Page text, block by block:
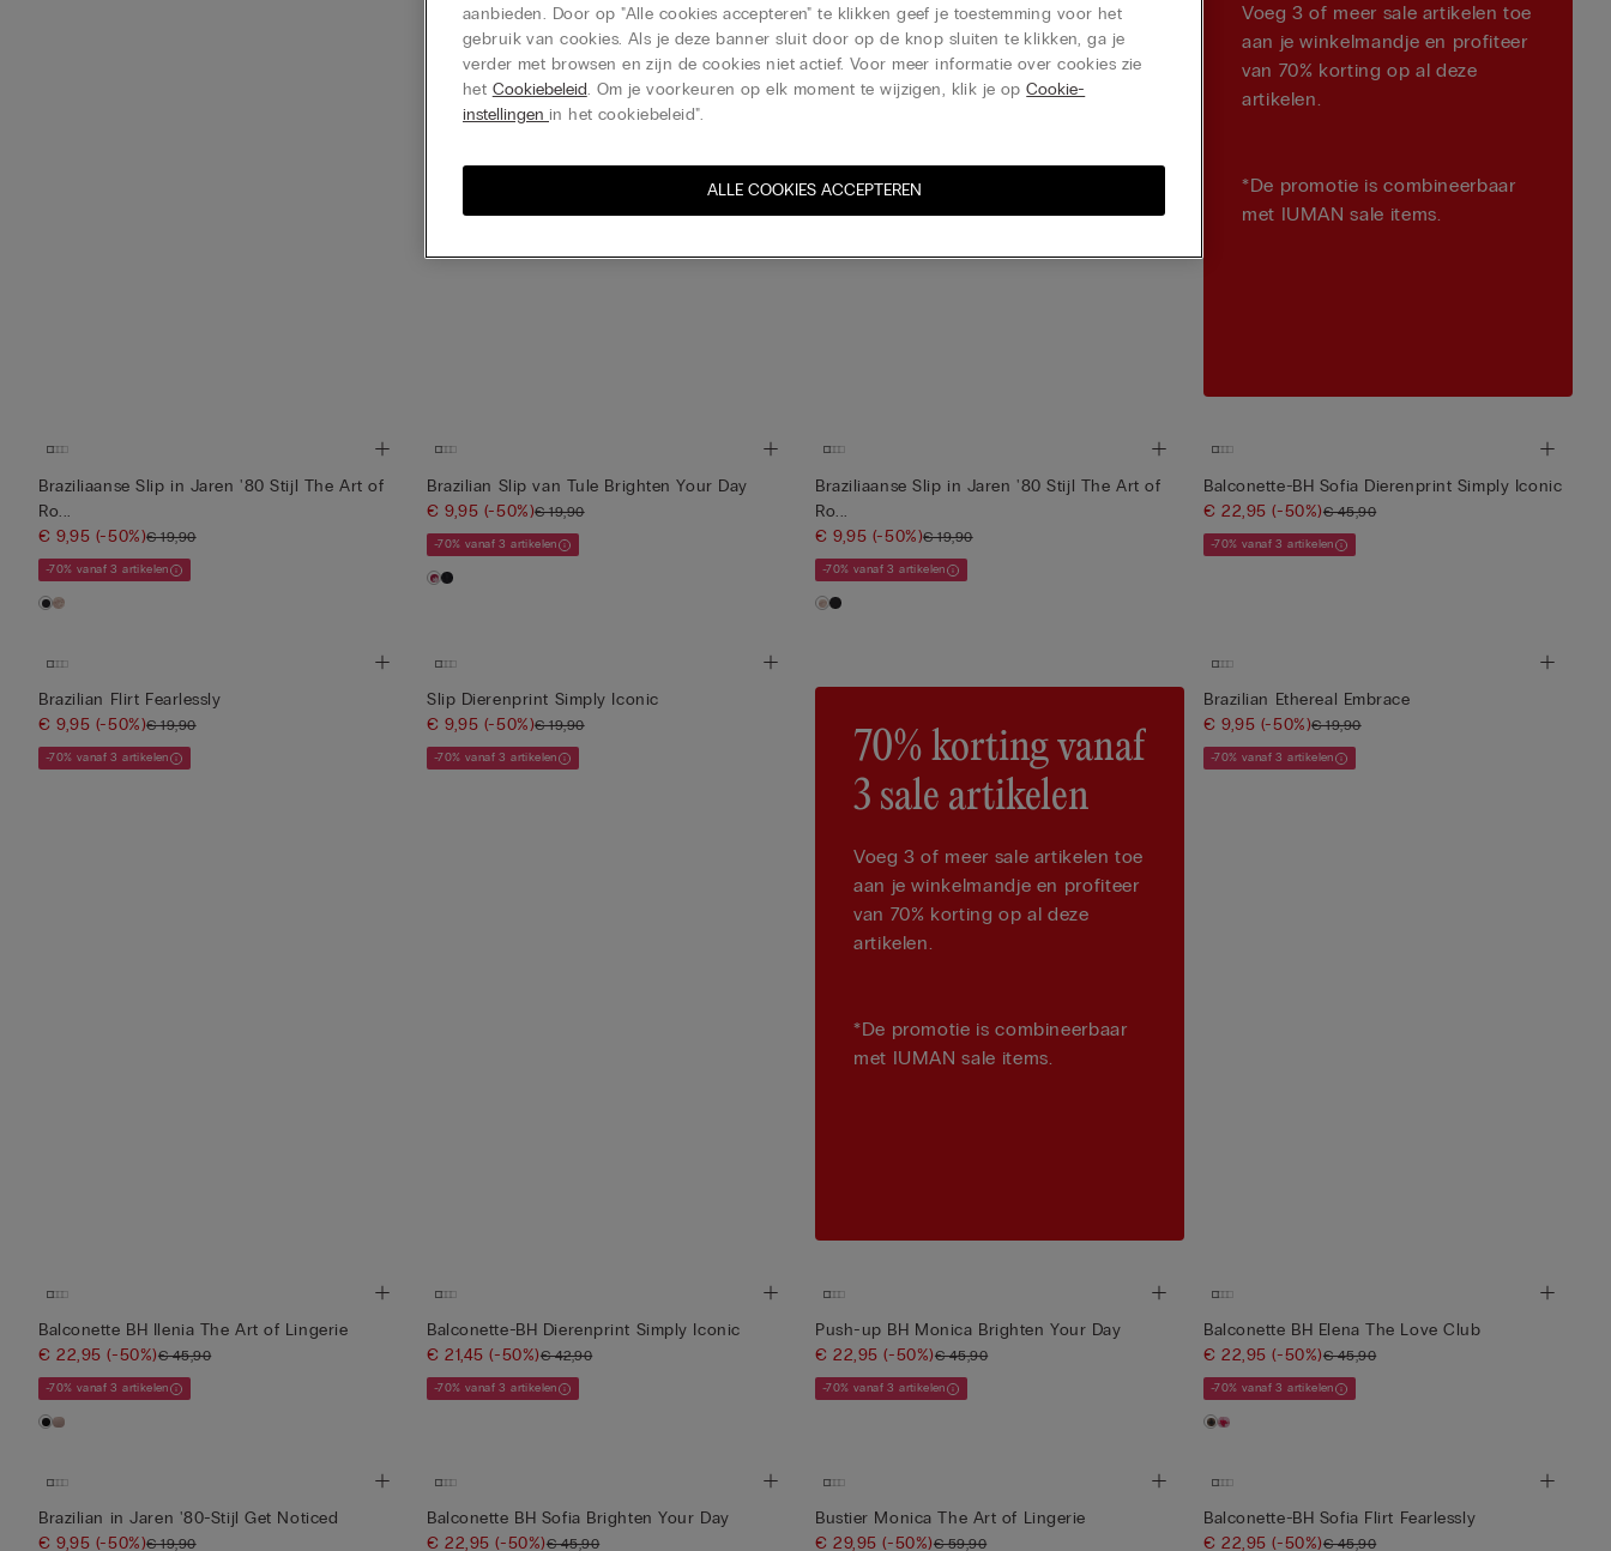
Voeg 3 of meer sale artikelen toe
aan je winkelmandje en profiteer
van 70% korting op al deze
artikelen.
*De promotie is combineerbaar
met IUMAN sale items.
Braziliaanse Slip in Jaren '80 Stijl The Art of
Ro...
€ 9,95 (-50%)€ 19,90
-70% vanaf 3 artikelen
Brazilian Slip van Tule Brighten Your Day
€ 9,95 (-50%)€ 19,90
-70% vanaf 3 artikelen
Braziliaanse Slip in Jaren '80 Stijl The Art of
Ro...
€ 9,95 (-50%)€ 19,90
-70% vanaf 3 artikelen
Balconette-BH Sofia Dierenprint Simply Iconic
€ 22,95(-50%)€ 45,90
-70% vanaf 3 artikelen
Brazilian Flirt Fearlessly
€ 9,95 (-50%)€ 19,90
-70% vanaf 3 artikelen
Slip Dierenprint Simply Iconic
€ 9,95 (-50%)€ 19,90
-70% vanaf 3 artikelen
70% korting vanaf
3 sale artikelen
Voeg 3 of meer sale artikelen toe
aan je winkelmandje en profiteer
van 70% korting op al deze
artikelen.
*De promotie is combineerbaar
met IUMAN sale items.
Brazilian Ethereal Embrace
€ 9,95 (-50%)€ 19,90
-70% vanaf 3 artikelen
Balconette BH Ilenia The Art of Lingerie
€ 22,95(-50%)€ 45,90
-70% vanaf 3 artikelen
Balconette-BH Dierenprint Simply Iconic
€ 21,45(-50%)€ 42,90
-70% vanaf 3 artikelen
Push-up BH Monica Brighten Your Day
€ 22,95(-50%)€ 45,90
-70% vanaf 3 artikelen
Balconette BH Elena The Love Club
€ 22,95(-50%)€ 45,90
-70% vanaf 3 artikelen
Brazilian in Jaren '80-Stijl Get Noticed
€ 9,95 (-50%)€ 19,90
Balconette BH Sofia Brighten Your Day
€ 22,95(-50%)€ 45,90
Bustier Monica The Art of Lingerie
€ 29,95(-50%)€ 59,90
Balconette-BH Sofia Flirt Fearlessly
€ 22,95(-50%)€ 45,90
aanbieden. Door op "Alle cookies accepteren" te klikken geef je toestemming voor het
gebruik van cookies. Als je deze banner sluit door op de knop sluiten te klikken, ga je
verder met browsen en zijn de cookies niet actief. Voor meer informatie over cookies zie
het Cookiebeleid. Om je voorkeuren op elk moment te wijzigen, klik je opCookie-
instellingen in het cookiebeleid".
ALLE COOKIES ACCEPTEREN